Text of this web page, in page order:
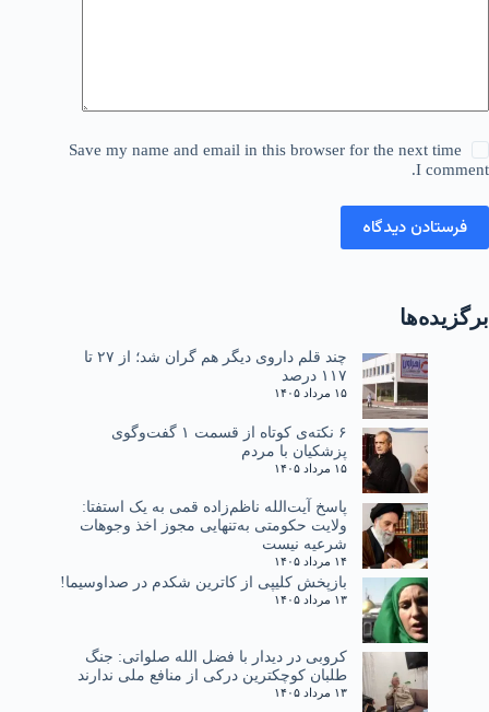
Save my name and email in this browser for the next time
I comment.
فرستادن دیدگاه
برگزیده‌ها
چند قلم داروی دیگر هم گران شد؛ از ۲۷ تا
۱۱۷ درصد
۱۵ مرداد ۱۴۰۵
۶ نکته‌ی کوتاه از قسمت ۱ گفت‌وگوی
پزشکیان با مردم
۱۵ مرداد ۱۴۰۵
پاسخ آیت‌الله ناظم‌زاده قمی به یک استفتا:
ولایت حکومتی به‌تنهایی مجوز اخذ وجوهات
شرعیه نیست
۱۴ مرداد ۱۴۰۵
بازپخش کلیپی از کاترین شکدم در صداوسیما!
۱۳ مرداد ۱۴۰۵
کروبی در دیدار با فضل الله صلواتی: جنگ
طلبان کوچکترین درکی از منافع ملی ندارند
۱۳ مرداد ۱۴۰۵